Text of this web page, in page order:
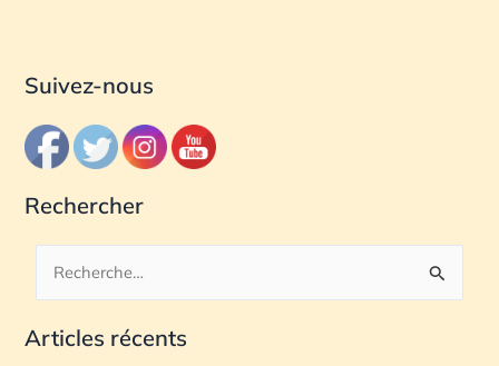
Suivez-nous
Rechercher
c
Articles récents